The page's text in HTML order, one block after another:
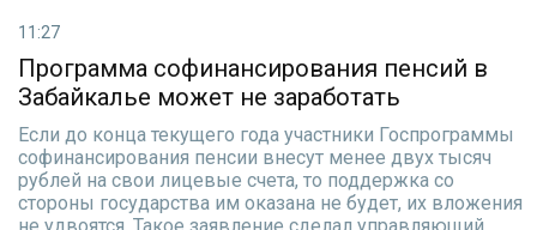
11:27
Программа софинансирования пенсий в
Забайкалье может не заработать
Если до конца текущего года участники Госпрограммы
софинансирования пенсии внесут менее двух тысяч
рублей на свои лицевые счета, то поддержка со
стороны государства им оказана не будет, их вложения